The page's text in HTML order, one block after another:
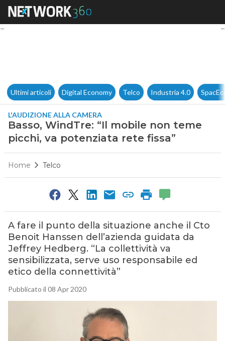
Basso, WindTre: “Il mobile
Ultimi articoli Digital Economy Telco Industria 4.0
L'AUDIZIONE ALLA CAMERA
Basso, WindTre: “Il mobile non teme
picchi, va potenziata rete fissa”
Home Telco
A fare il punto della situazione anche il Cto
Benoit Hanssen dell’azienda guidata da
Jeffrey Hedberg. “La collettività va
sensibilizzata, serve uso responsabile ed
etico della connettività”
Pubblicato il 08 Apr 2020